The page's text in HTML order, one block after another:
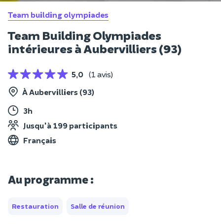
Team building olympiades
Team Building Olympiades
intérieures à Aubervilliers (93)
5,0 (1 avis)
À Aubervilliers (93)
3h
Jusqu'à 199 participants
Français
Au programme :
Restauration Salle de réunion